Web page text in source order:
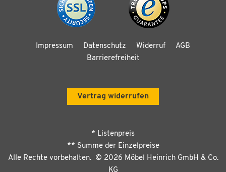
Impressum Datenschutz Widerruf
AGB
Barrierefreiheit
Vertrag widerrufen
* Listenpreis
** Summe der Einzelpreise
Alle Rechte vorbehalten. © 2026 Möbel Heinrich GmbH & Co.
KG